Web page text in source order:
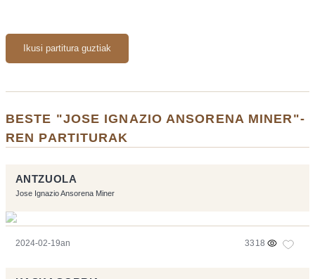
Ikusi partitura guztiak
BESTE "JOSE IGNAZIO ANSORENA MINER"-
REN PARTITURAK
ANTZUOLA
Jose Ignazio Ansorena Miner
2024-02-19an 3318